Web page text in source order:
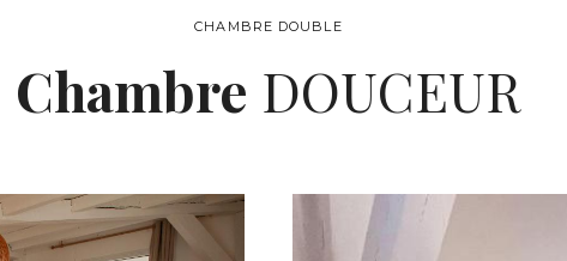
CHAMBRE DOUBLE
Chambre DOUCEUR